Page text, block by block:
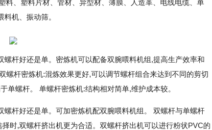
料、塑料片材、管材、异型材、薄膜、人造革、电线电缆、单
机、振动筛。
杆好还是单。密炼机可以配备双腕喂料机组,提高生产效率和
螺杆密炼机:混炼效果更好,可以调节螺杆组合来达到不同的剪切
单螺杆。 单螺杆密炼机:结构相对简单,维护成本较。
杆好还是单。可加密炼机配双腕喂料机组。 双螺杆与单螺杆
时,双螺杆挤出机更为合适。双螺杆挤出机可以进行粉状PVC的